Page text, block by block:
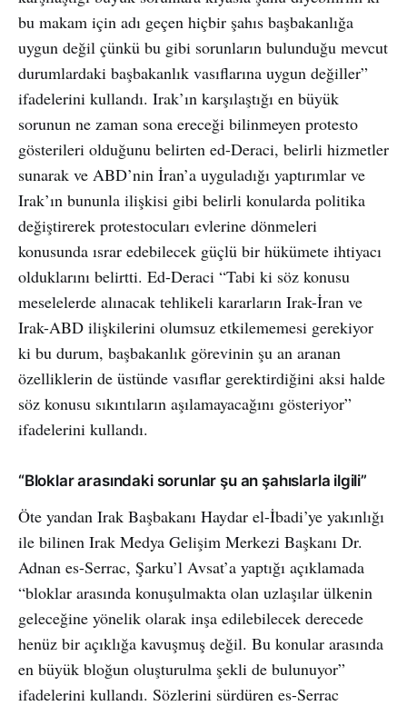
bu makam için adı geçen hiçbir şahıs başbakanlığa
uygun değil çünkü bu gibi sorunların bulunduğu mevcut
durumlardaki başbakanlık vasıflarına uygun değiller”
ifadelerini kullandı. Irak’ın karşılaştığı en büyük
sorunun ne zaman sona ereceği bilinmeyen protesto
gösterileri olduğunu belirten ed-Deraci, belirli hizmetler
sunarak ve ABD’nin İran’a uyguladığı yaptırımlar ve
Irak’ın bununla ilişkisi gibi belirli konularda politika
değiştirerek protestocuları evlerine dönmeleri
konusunda ısrar edebilecek güçlü bir hükümete ihtiyacı
olduklarını belirtti. Ed-Deraci “Tabi ki söz konusu
meselelerde alınacak tehlikeli kararların Irak-İran ve
Irak-ABD ilişkilerini olumsuz etkilememesi gerekiyor
ki bu durum, başbakanlık görevinin şu an aranan
özelliklerin de üstünde vasıflar gerektirdiğini aksi halde
söz konusu sıkıntıların aşılamayacağını gösteriyor”
ifadelerini kullandı.
“Bloklar arasındaki sorunlar şu an şahıslarla ilgili”
Öte yandan Irak Başbakanı Haydar el-İbadi’ye yakınlığı
ile bilinen Irak Medya Gelişim Merkezi Başkanı Dr.
Adnan es-Serrac, Şarku’l Avsat’a yaptığı açıklamada
“bloklar arasında konuşulmakta olan uzlaşılar ülkenin
geleceğine yönelik olarak inşa edilebilecek derecede
henüz bir açıklığa kavuşmuş değil. Bu konular arasında
en büyük bloğun oluşturulma şekli de bulunuyor”
ifadelerini kullandı. Sözlerini sürdüren es-Serrac